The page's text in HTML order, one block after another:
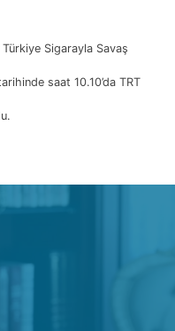
Sigarayla Savaş
saat 10.10’da TRT